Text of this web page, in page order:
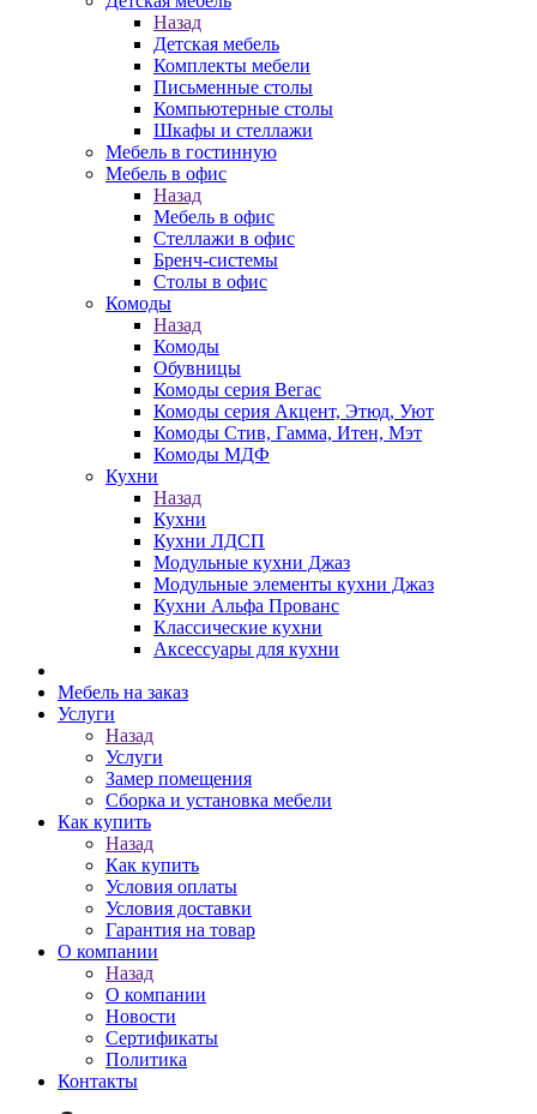
Назад
Детская мебель
Комплекты мебели
Письменные столы
Компьютерные столы
Шкафы и стеллажи
Мебель в гостинную
Мебель в офис
Назад
Мебель в офис
Стеллажи в офис
Бренч-системы
Столы в офис
Комоды
Назад
Комоды
Обувницы
Комоды серия Вегас
Комоды серия Акцент, Этюд, Уют
Комоды Стив, Гамма, Итен, Мэт
Комоды МДФ
Кухни
Назад
Кухни
Кухни ЛДСП
Модульные кухни Джаз
Модульные элементы кухни Джаз
Кухни Альфа Прованс
Классические кухни
Аксессуары для кухни
Мебель на заказ
Услуги
Назад
Услуги
Замер помещения
Сборка и установка мебели
Как купить
Назад
Как купить
Условия оплаты
Условия доставки
Гарантия на товар
О компании
Назад
О компании
Новости
Сертификаты
Политика
Контакты